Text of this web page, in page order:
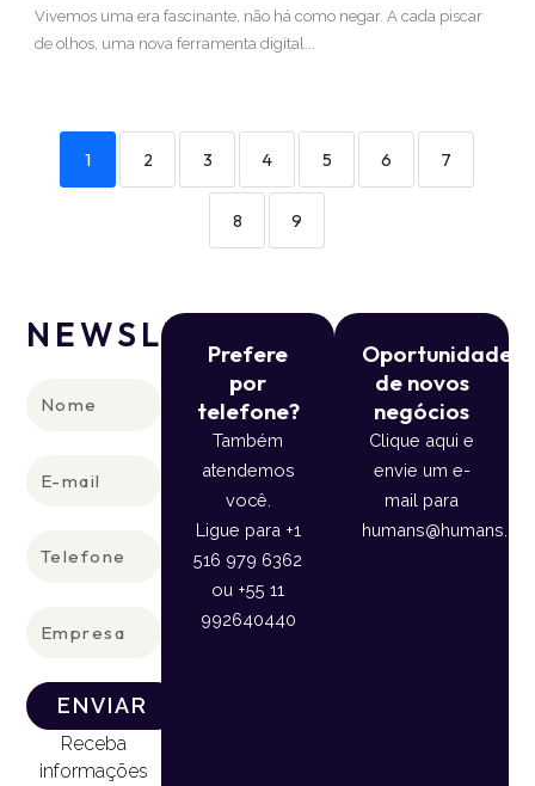
Vivemos uma era fascinante, não há como negar. A cada piscar
de olhos, uma nova ferramenta digital...
1 2 3 4 5 6 7
8 9
NEWSLETTER
ENVIAR
Receba
informações
Prefere
por
telefone?
Também
atendemos
você.
Ligue para +1
516 979 6362
ou +55 11
992640440
Oportunidade
de novos
negócios
Clique aqui e
envie um e-
mail para